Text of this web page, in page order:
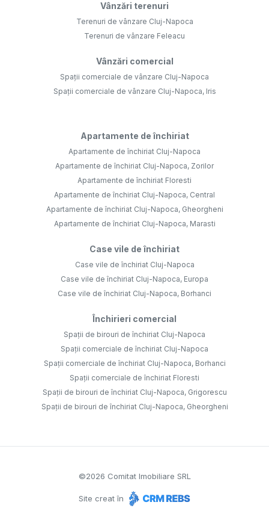
Vânzări terenuri
Terenuri de vânzare Cluj-Napoca
Terenuri de vânzare Feleacu
Vânzări comercial
Spații comerciale de vânzare Cluj-Napoca
Spații comerciale de vânzare Cluj-Napoca, Iris
Apartamente de închiriat
Apartamente de închiriat Cluj-Napoca
Apartamente de închiriat Cluj-Napoca, Zorilor
Apartamente de închiriat Floresti
Apartamente de închiriat Cluj-Napoca, Central
Apartamente de închiriat Cluj-Napoca, Gheorgheni
Apartamente de închiriat Cluj-Napoca, Marasti
Case vile de închiriat
Case vile de închiriat Cluj-Napoca
Case vile de închiriat Cluj-Napoca, Europa
Case vile de închiriat Cluj-Napoca, Borhanci
Închirieri comercial
Spații de birouri de închiriat Cluj-Napoca
Spații comerciale de închiriat Cluj-Napoca
Spații comerciale de închiriat Cluj-Napoca, Borhanci
Spații comerciale de închiriat Floresti
Spații de birouri de închiriat Cluj-Napoca, Grigorescu
Spații de birouri de închiriat Cluj-Napoca, Gheorgheni
©2026 Comitat Imobiliare SRL
Site creat în